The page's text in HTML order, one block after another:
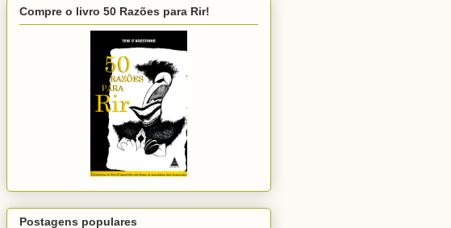
Compre o livro 50 Razões para Rir!
Postagens populares